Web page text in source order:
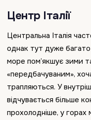
Центр Італії
Центральна Італія
однак тут дуже
море пом’якшує зими
«передбачуваним»,
трапляються. У
відчувається більше
прохолодніше, у